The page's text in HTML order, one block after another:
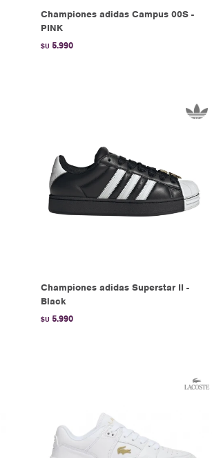
Championes adidas Campus 00S -
PINK
$U 5.990
Championes adidas Superstar II -
Black
$U 5.990